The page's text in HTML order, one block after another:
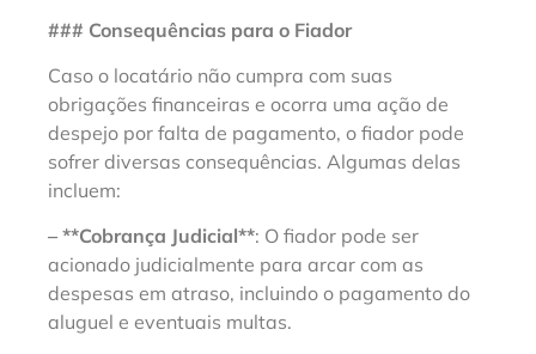
### Consequências para o Fiador
Caso o locatário não cumpra com suas
obrigações financeiras e ocorra uma ação de
despejo por falta de pagamento, o fiador pode
sofrer diversas consequências. Algumas delas
incluem:
– **Cobrança Judicial**: O fiador pode ser
acionado judicialmente para arcar com as
despesas em atraso, incluindo o pagamento do
aluguel e eventuais multas.